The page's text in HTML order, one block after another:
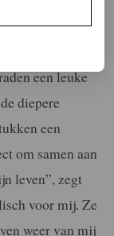
zelfs mee.”
een leuke
diepere
een
om samen aan
leven”, zegt
voor mij. Ze
weer van mij